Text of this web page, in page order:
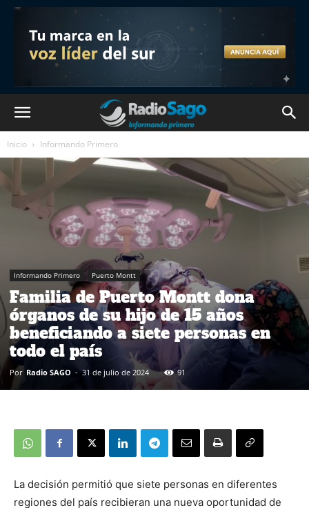
Inicio Informando Primero
Informando Primero Puerto Montt
Familia de Puerto Montt dona
órganos de su hijo de 15 años
beneficiando a siete personas en
todo el país
Por Radio SAGO - 31 de julio de 2024 91
La decisión permitió que siete personas en diferentes
regiones del país recibieran una nueva oportunidad de